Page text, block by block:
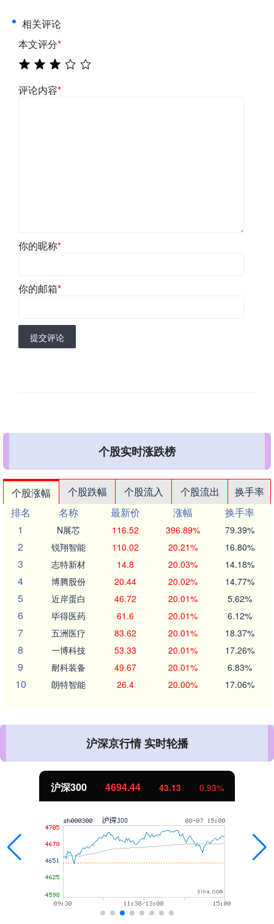
相关评论
本文评分*
评论内容*
你的昵称*
你的邮箱*
提交评论
个股实时涨跌榜
个股涨幅 个股跌幅 个股流入 个股流出
换手率
排名
名称 最新价 涨幅
换手率
1
N展芯 116.52 396.89% 79.39%
2 锐翔智能 110.02 20.21% 16.80%
3 志特新材 14.8 20.03% 14.18%
4 博腾股份 20.44 20.02% 14.77%
5 近岸蛋白 46.72 20.01% 5.62%
6 毕得医药 61.6 20.01% 6.12%
7 五洲医疗 83.62 20.01% 18.37%
8 一博科技 53.33 20.01% 17.26%
9 耐科装备 49.67 20.01% 6.83%
10 朗特智能 26.4 20.00% 17.06%
沪深京行情 实时轮播
沪深300 4694.44 43.13 0.93%